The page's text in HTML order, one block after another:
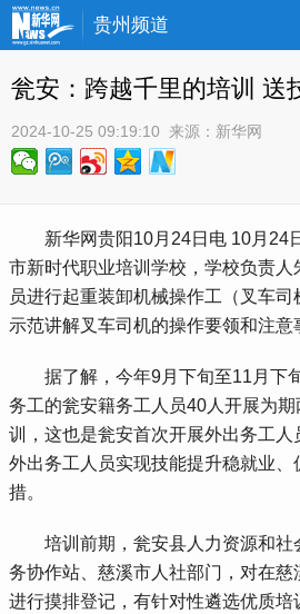
贵州频道
瓮安：跨越千里的培训 送
2024-10-25 09:19:10 来源： 新华网
新华网贵阳10月24日电 10月24
市新时代职业培训学校，学校负责人
员进行起重装卸机械操作工（叉车
示范讲解叉车司机的操作要领和注意
据了解，今年9月下旬至11月下
务工的瓮安籍务工人员40人开展为
训，这也是瓮安首次开展外出务工人
外出务工人员实现技能提升稳就业
措。
培训前期，瓮安县人力资源和社
务协作站、慈溪市人社部门，对在
进行摸排登记，有针对性遴选优质培